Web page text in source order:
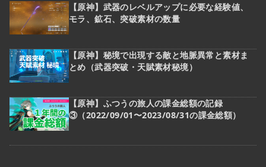
【原神】武器のレベルアップに必要な経験値、
モラ、鉱石、突破素材の数量
【原神】秘境で出現する敵と地脈異常と素材ま
とめ（武器突破・天賦素材秘境）
【原神】ふつうの旅人の課金総額の記録
③（2022/09/01〜2023/08/31の課金総額）